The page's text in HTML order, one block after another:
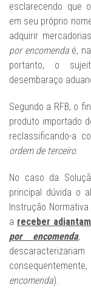
esclarecendo que
em seu próprio
adquirir
por encomendaé,
portanto, o
desembaraço
Segundo a RFB, o
produto importado
reclassificando-a
ordem de terceiro.
No caso da
principal dúvida o
Instrução
a receber
por encomenda,
encomenda).